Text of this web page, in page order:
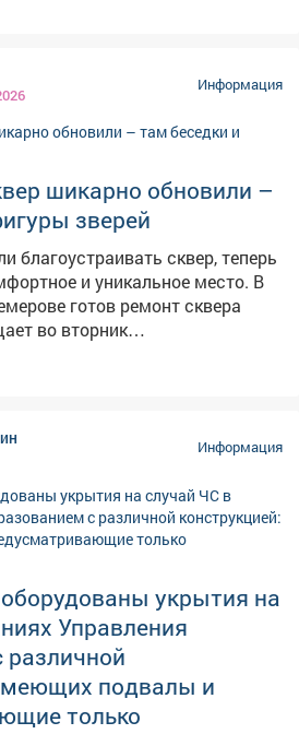
Информация
шикарно обновили –
зверей
благоустраивать сквер, теперь
и уникальное место. В
готов ремонт сквера
во вторник
и урны. Теперь здесь можно не
Информация
укрытия на
Управления
различной
подвалы и
только